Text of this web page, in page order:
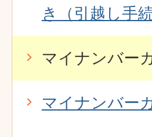
き（引越し手
マイナンバー
マイナンバー